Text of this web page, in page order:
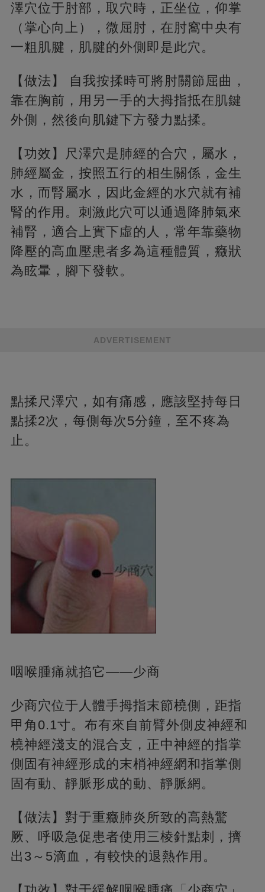
澤穴位于肘部，取穴時，正坐位，仰掌
（掌心向上），微屈肘，在肘窩中央有
一粗肌腱，肌腱的外側即是此穴。
【做法】 自我按揉時可將肘關節屈曲，
靠在胸前，用另一手的大拇指抵在肌鍵
外側，然後向肌鍵下方發力點揉。
【功效】尺澤穴是肺經的合穴，屬水，
肺經屬金，按照五行的相生關係，金生
水，而腎屬水，因此金經的水穴就有補
腎的作用。刺激此穴可以通過降肺氣來
補腎，適合上實下虛的人，常年靠藥物
降壓的高血壓患者多為這種體質，癥狀
為眩暈，腳下發軟。
ADVERTISEMENT
點揉尺澤穴，如有痛感，應該堅持每日
點揉2次，每側每次5分鐘，至不疼為
止。
咽喉腫痛就掐它——少商
少商穴位于人體手拇指末節橈側，距指
甲角0.1寸。布有來自前臂外側皮神經和
橈神經淺支的混合支，正中神經的指掌
側固有神經形成的末梢神經網和指掌側
固有動、靜脈形成的動、靜脈網。
【做法】對于重癥肺炎所致的高熱驚
厥、呼吸急促患者使用三棱針點刺，擠
出3～5滴血，有較快的退熱作用。